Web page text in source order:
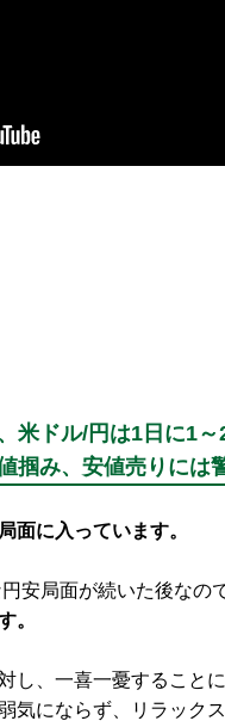
米ドル/円は1日に1
掴み、安値売りには
面に入っています。
安局面が続いた後なので
。
し、一喜一憂すること
気にならず、リラック